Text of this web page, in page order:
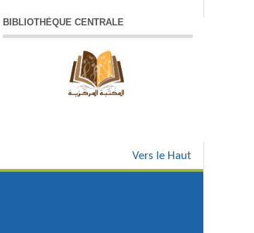
BIBLIOTHÈQUE CENTRALE
Vers le Haut